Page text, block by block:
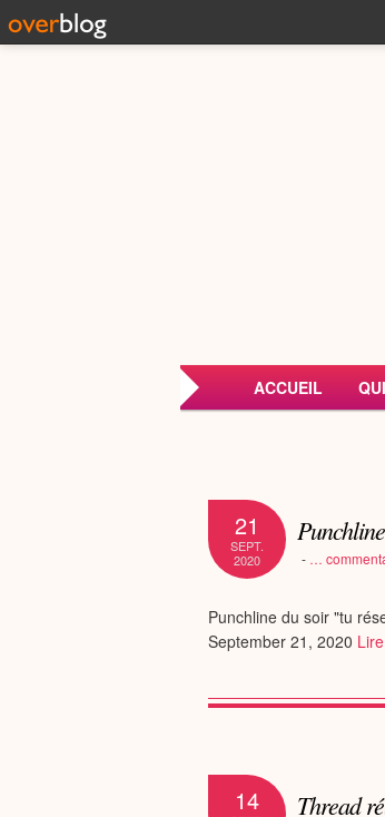
ACCUEIL
21
SEPT.
2020
- …
Punchline du soir "tu
September 21, 2020
14 Thread